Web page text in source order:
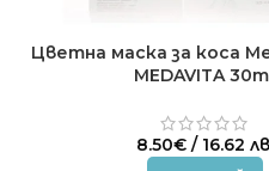
Цветна маска за коса
MEDAVITA
8.50€ / 16.62